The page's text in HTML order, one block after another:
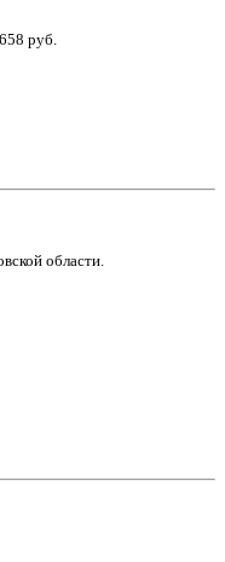
руб.
области.